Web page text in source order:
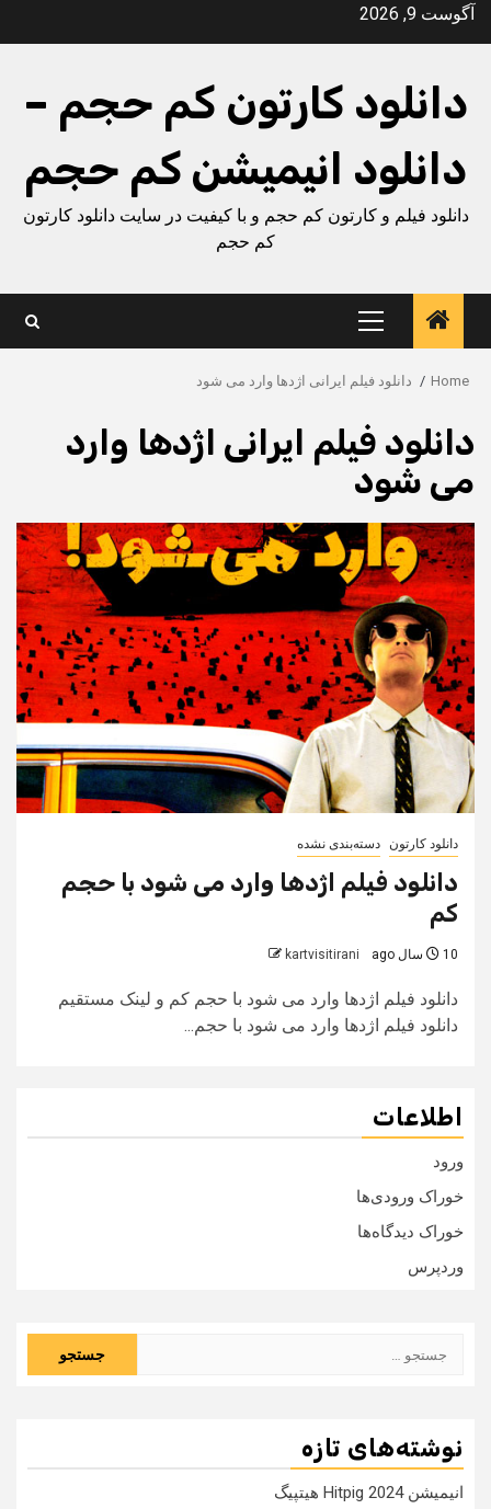
Skipآگوست 9, 2026
دانلود کارتون کم حجم –
دانلود انیمیشن کم حجم
دانلود فیلم و کارتون کم حجم و با کیفیت در سایت دانلود کارتون
کم حجم
Primary
Menu
Home دانلود فیلم ایرانی اژدها وارد می شود
دانلود فیلم ایرانی اژدها وارد
می شود
دانلود کارتون دسته‌بندی نشده
دانلود فیلم اژدها وارد می شود با حجم
کم
10 سال ago kartvisitirani
دانلود فیلم اژدها وارد می شود با حجم کم و لینک مستقیم
دانلود فیلم اژدها وارد می شود با حجم...
اطلاعات
ورود
خوراک ورودی‌ها
خوراک دیدگاه‌ها
وردپرس
نوشته‌های تازه
انیمیشن Hitpig 2024 هیتپیگ